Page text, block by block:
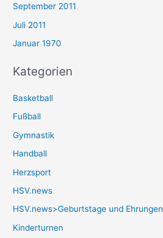
September 2011
Juli 2011
Januar 1970
Kategorien
Basketball
Fußball
Gymnastik
Handball
Herzsport
HSV.news
HSV.news>Geburtstage und Ehrungen
Kinderturnen